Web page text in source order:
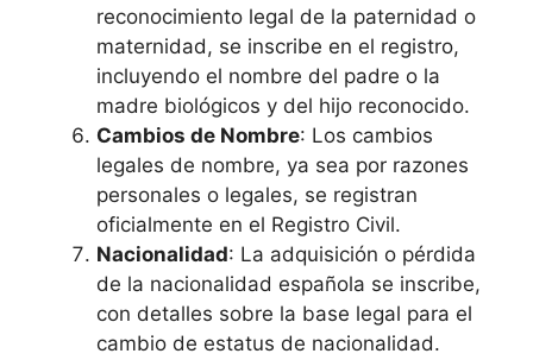
reconocimiento legal de la paternidad o
maternidad, se inscribe en el registro,
incluyendo el nombre del padre o la
madre biológicos y del hijo reconocido.
Cambios de Nombre: Los cambios
legales de nombre, ya sea por razones
personales o legales, se registran
oficialmente en el Registro Civil.
Nacionalidad: La adquisición o pérdida
de la nacionalidad española se inscribe,
con detalles sobre la base legal para el
cambio de estatus de nacionalidad.